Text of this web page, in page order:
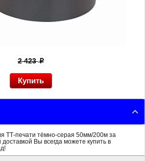
2 423p
ТТ-печати тёмно-серая 50мм/200м за
Вы всегда можете купить в